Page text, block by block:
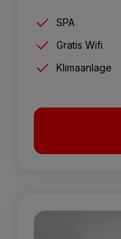
SPA
Gratis Wifi
Klimaanlage